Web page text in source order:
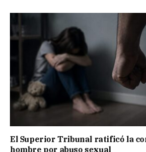
El Superior Tribunal ratificó la
hombre por abuso sexual